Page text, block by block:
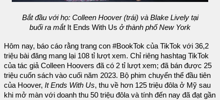
Bắt đầu với họ: Colleen Hoover (trái) và Blake Lively tại
buổi ra mắtIt Ends With Us ở thành phố New York
Hôm nay, báo cáo rằng trang con #BookTok của TikTok với 36,2
triệu bài đăng mang lại 108 tỉ lượt xem. Chỉ riêng hashtag TikTok
của tác giả Colleen Hoovers đã có 2 tỉ lượt xem; đã bán được 25
triệu cuốn sách vào cuối năm 2023. Bộ phim chuyển thể đầu tiên
của Hoover, It Ends With Us, thu về hơn 125 triệu đôla ở Mỹ sau
khi mở màn với doanh thu 50 triệu đôla và tính đến nay đã đạt gần